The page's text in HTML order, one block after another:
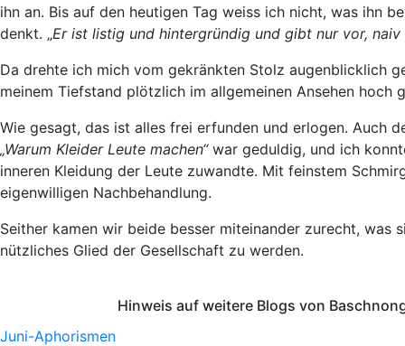
ihn an. Bis auf den heutigen Tag weiss ich nicht, was ihn
denkt. „Er ist listig und hintergründig und gibt nur vor, naiv
Da drehte ich mich vom gekränkten Stolz augenblicklich
meinem Tiefstand plötzlich im allgemeinen Ansehen hoch
Wie gesagt, das ist alles frei erfunden und erlogen. Auch
„Warum Kleider Leute machen“war geduldig, und ich
inneren Kleidung der Leute zuwandte. Mit feinstem
eigenwilligen Nachbehandlung.
Seither kamen wir beide besser miteinander zurecht,
nützliches Glied der Gesellschaft zu werden.
Hinweis auf weitere Blogs von
Juni-Aphorismen